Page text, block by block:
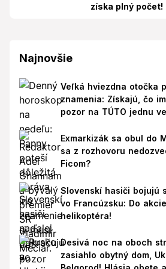
získa plný počet!
Najnovšie
Veľká hviezdna otočka
znamenia: Získajú, čo
pozor na TÚTO jednu
Exmarkizák sa obul do
sa z rozhovoru
Ficom?
Slovenskí hasiči bojujú
vo Francúzsku: Do
helikoptéra!
Desivá noc na oboch
zasiahlo obytný dom,